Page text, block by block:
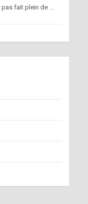
fait plein de ...